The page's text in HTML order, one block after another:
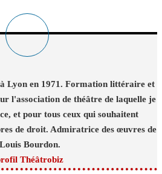
Lyon en 1971. Formation littéraire et
l'association de théâtre de laquelle je
et pour tous ceux qui souhaitent
de droit. Admiratrice des œuvres de
Bourdon.
Théâtrobiz